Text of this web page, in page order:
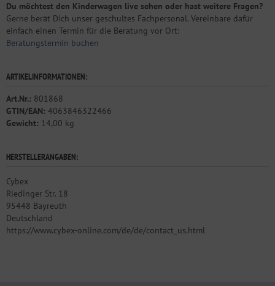
Du möchtest den Kinderwagen live sehen oder hast weitere Fragen?
Gerne berät Dich unser geschultes Fachpersonal. Vereinbare dafür
einfach einen Termin für die Beratung vor Ort:
Beratungstermin buchen
ARTIKELINFORMATIONEN:
Art.Nr.: 801868
GTIN/EAN: 4063846322466
Gewicht: 14,00 kg
HERSTELLERANGABEN:
Cybex
Riedinger Str. 18
95448 Bayreuth
Deutschland
https://www.cybex-online.com/de/de/contact_us.html